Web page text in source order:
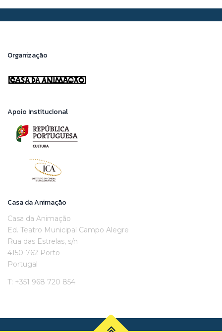
Organização
Apoio Institucional
Casa da Animação
Casa da Animação
Ed. Teatro Municipal Campo Alegre
Rua das Estrelas, s/n
4150-762 Porto
Portugal
T: +351 968 720 854